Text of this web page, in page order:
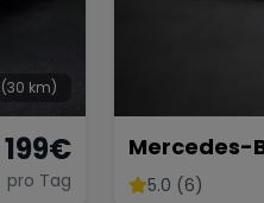
(30 km)
199€
pro Tag
Mercedes-
5.0 (6)